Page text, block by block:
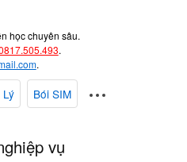
học chuyên sâu.
.
.
Lý
Bói SIM
vụ